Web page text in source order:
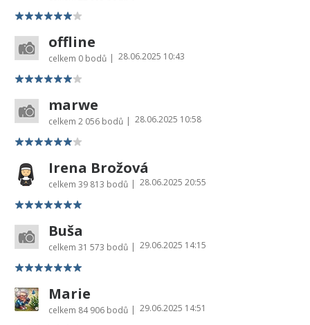
offline
celkem 0 bodů | 28.06.2025 10:43
marwe
celkem 2 056 bodů | 28.06.2025 10:58
Irena Brožová
celkem 39 813 bodů | 28.06.2025 20:55
Buša
celkem 31 573 bodů | 29.06.2025 14:15
Marie
celkem 84 906 bodů | 29.06.2025 14:51